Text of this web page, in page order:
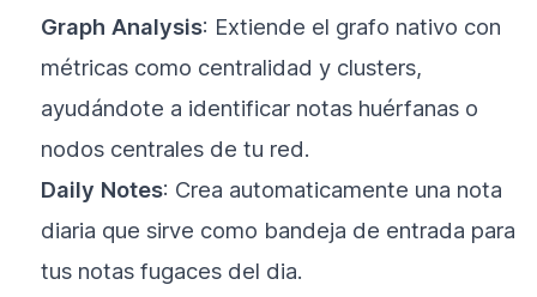
Graph Analysis: Extiende el grafo nativo con
métricas como centralidad y clusters,
ayudándote a identificar notas huérfanas o
nodos centrales de tu red.
Daily Notes: Crea automaticamente una nota
diaria que sirve como bandeja de entrada para
tus notas fugaces del dia.